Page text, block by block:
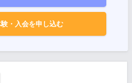
・入会を申し込む